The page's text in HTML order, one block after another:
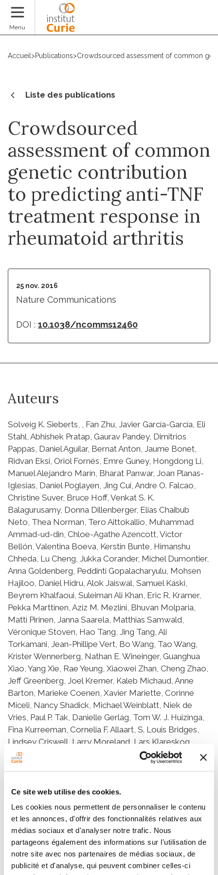
Ce site web utilise des cookies.
Les cookies nous permettent de personnaliser le contenu
et les annonces, d'offrir des fonctionnalités relatives aux
médias sociaux et d'analyser notre trafic. Nous
partageons également des informations sur l'utilisation de
notre site avec nos partenaires de médias sociaux, de
publicité et d'analyse, qui peuvent combiner celles-ci
Menu
Accueil >Publications>Crowdsourced assessment of common
Liste des publications
Crowdsourced
assessment of common
genetic contribution
to predicting anti-TNF
treatment response in
rheumatoid arthritis
25 nov. 2016
Nature Communications
DOI : 10.1038/ncomms12460
Auteurs
Solveig K. Sieberts, , Fan Zhu, Javier García-García, Eli
Stahl, Abhishek Pratap, Gaurav Pandey, Dimitrios
Pappas, Daniel Aguilar, Bernat Anton, Jaume Bonet,
Ridvan Eksi, Oriol Fornés, Emre Guney, Hongdong Li,
Manuel Alejandro Marín, Bharat Panwar, Joan Planas-
Iglesias, Daniel Poglayen, Jing Cui, Andre O. Falcao,
Christine Suver, Bruce Hoff, Venkat S. K.
Balagurusamy, Donna Dillenberger, Elias Chaibub
Neto, Thea Norman, Tero Aittokallio, Muhammad
Ammad-ud-din, Chloe-Agathe Azencott, Víctor
Bellón, Valentina Boeva, Kerstin Bunte, Himanshu
Chheda, Lu Cheng, Jukka Corander, Michel Dumontier,
Anna Goldenberg, Peddinti Gopalacharyulu, Mohsen
Hajiloo, Daniel Hidru, Alok Jaiswal, Samuel Kaski,
Beyrem Khalfaoui, Suleiman Ali Khan, Eric R. Kramer,
Pekka Marttinen, Aziz M. Mezlini, Bhuvan Molparia,
Matti Pirinen, Janna Saarela, Matthias Samwald,
Véronique Stoven, Hao Tang, Jing Tang, Ali
Torkamani, Jean-Phillipe Vert, Bo Wang, Tao Wang,
Krister Wennerberg, Nathan E. Wineinger, Guanghua
Xiao, Yang Xie, Rae Yeung, Xiaowei Zhan, Cheng Zhao,
Jeff Greenberg, Joel Kremer, Kaleb Michaud, Anne
Barton, Marieke Coenen, Xavier Mariette, Corinne
Miceli, Nancy Shadick, Michael Weinblatt, Niek de
Vries, Paul P. Tak, Danielle Gerlag, Tom W. J. Huizinga,
Fina Kurreeman, Cornelia F. Allaart, S. Louis Bridges,
Lindsey Criswell, Larry Moreland, Lars Klareskog,
Saedis Saevarsdottir, Leonid Padyukov, Peter K.
Gregersen, Stephen Friend, Robert Plenge, Gustavo
Mangravite
Résumé
Abstract
Rheumatoid arthritis (RA) affects millions world-wide.